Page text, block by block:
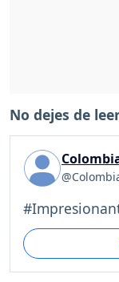
No dejes de